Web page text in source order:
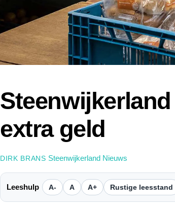
extra geld
DIRK BRANS Steenwijkerland Nieuws
Leeshulp A- A A+ Rustige leesstand